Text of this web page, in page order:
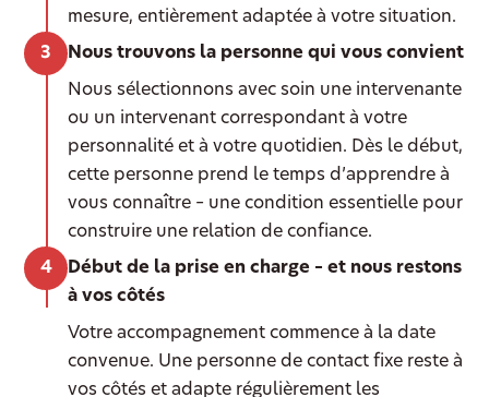
mesure, entièrement adaptée à votre situation.
Nous trouvons la personne qui vous convient
Nous sélectionnons avec soin une intervenante
ou un intervenant correspondant à votre
personnalité et à votre quotidien. Dès le début,
cette personne prend le temps d’apprendre à
vous connaître – une condition essentielle pour
construire une relation de confiance.
Début de la prise en charge – et nous restons
à vos côtés
Votre accompagnement commence à la date
convenue. Une personne de contact fixe reste à
vos côtés et adapte régulièrement les